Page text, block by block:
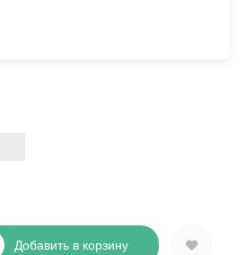
Добавить в корзину